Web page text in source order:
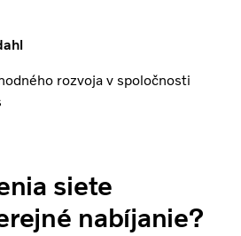
rozvoja v spoločnosti
siete
nabíjanie?